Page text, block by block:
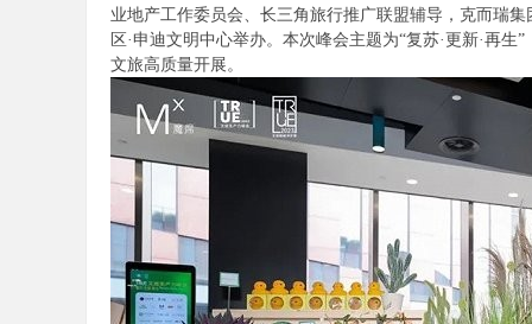
业地产工作委员会、长三角旅行推广联盟辅导，克而瑞
区·申迪文明中心举办。本次峰会主题为“复苏·更新·再
文旅高质量开展。